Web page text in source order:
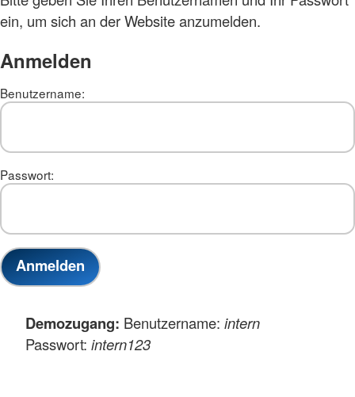
ein, um sich an der Website anzumelden.
Anmelden
Benutzername:
Passwort:
Demozugang: Benutzername: intern
Passwort: intern123